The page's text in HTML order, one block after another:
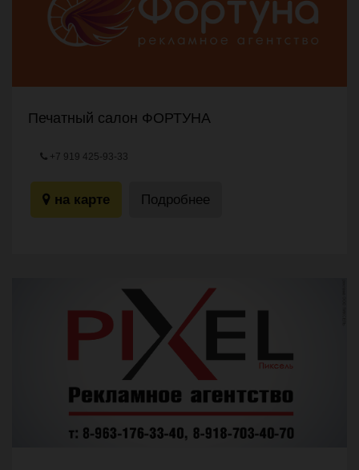
Печатный салон ФОРТУНА
+7 919 425-93-33
на карте Подробнее